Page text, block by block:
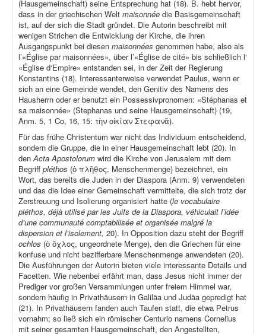
(Hausgemeinschaft) seine Entsprechung hat (18). B. hebt hervor,
dass in der griechischen Welt maisonnée die Basisgemeinschaft
ist, auf der sich die Stadt gründet. Die Autorin beschreibt mit
wenigen Strichen die Entwicklung der Kirche, die ihren
Ausgangspunkt bei diesen maisonnées genommen habe, also als
l’«Église par maisonnées», über l’«Église de cité» bis schließlich l‘
«Église d‘Empire» entstanden sei, in der Zeit der Regierung
Konstantins (18). Interessanterweise verwendet Paulus, wenn er
sich an eine Gemeinde wendet, den Genitiv des Namens des
Hausherrn oder er benutzt ein Possessivpronomen: «Stéphanas et
sa maisonnée» (Stephanas und seine Hausgemeinschaft) (19,
Anm. 5, 1 Co, 16, 15: τὴν οἰκίαν Στεφανᾶ).
Für das frühe Christentum war nicht das Individuum entscheidend,
sondern die Gruppe, die in einer Hausgemeinschaft lebt (20). In
denActa Apostolorum wird die Kirche von Jerusalem mit dem
Begriff pléthos (ὁ πλῆθος, Menschenmenge) bezeichnet, ein
Wort, das bereits die Juden in der Diaspora (Anm. 9) verwendeten
und das die Idee einer Gemeinschaft vermittelte, die sich trotz der
Zerstreuung und Isolierung organisiert hatte (le vocabulaire
pléthos, déjà utilisé par les Juifs de la Diaspora, véhiculait l’idée
d’une communauté comptabilisée et organisée malgré la
dispersion et l’isolement, 20). In Opposition dazu steht der Begriff
ochlos (ὁ ὄχλος, ungeordnete Menge), den die Griechen für eine
konfuse und nicht bezifferbare Menschenmenge anwendeten (20).
Die Ausführungen der Autorin bieten viele interessante Details und
Facetten. Wie nebenbei erfährt man, dass Jesus nicht immer der
Prediger vor großen Versammlungen unter freiem Himmel war,
sondern häufig in Privathäusern in Galiläa und Judäa gepredigt hat
(21). In Privathäusern fanden auch Taufen statt, die etwa Petrus
vornahm; so ließ sich ein römischer Centurio namens Cornelius
mit seiner gesamten Hausgemeinschaft, den Angestellten,